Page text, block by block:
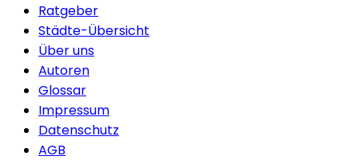
Ratgeber
Städte-Übersicht
Über uns
Autoren
Glossar
Impressum
Datenschutz
AGB